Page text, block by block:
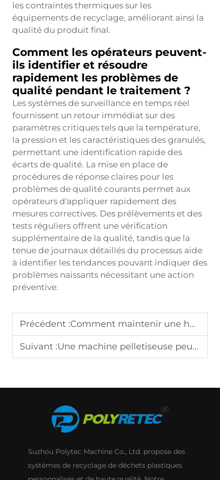
les contraintes thermiques sur les
équipements de recyclage, améliorant ainsi la
qualité du produit final.
Comment les opérateurs peuvent-
ils identifier et résoudre
rapidement les problèmes de
qualité pendant le traitement ?
Les systèmes de surveillance en temps réel
fournissent un retour immédiat sur des
paramètres critiques tels que la température,
la pression et les caractéristiques des granulés,
permettant une identification rapide des
écarts de qualité. La mise en place de
procédures de réponse claires pour les
problèmes de qualité courants permet aux
opérateurs d'appliquer rapidement des
mesures correctives. Des prélèvements et des
tests réguliers offrent une vérification
supplémentaire de la qualité, tandis que la
tenue de journaux détaillés du processus aide
à identifier les tendances pouvant indiquer des
problèmes naissants nécessitant une action
préventive.
Précédent :Comment maintenir une haute efficacité dans une usine de lavage de bouteilles PET ?
Suivant :Une machine pelletiseuse peut-elle réduire efficacement les déchets de production ?
Suzhou Polytec Machine Co., Ltd. propose des
systèmes de recyclage de déchets plastiques